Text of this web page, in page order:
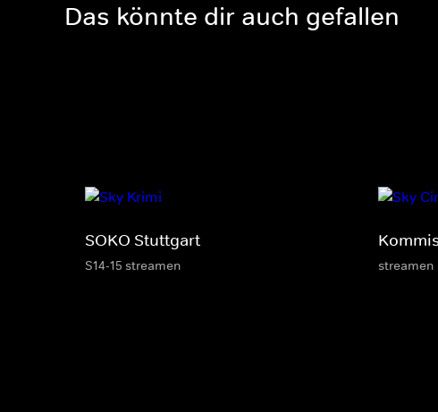
Das könnte dir auch gefallen
SOKO Stuttgart
S14-15 streamen streamen